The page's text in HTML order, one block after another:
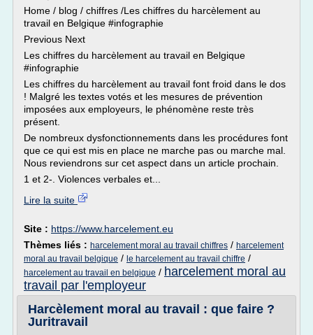
Home / blog / chiffres /Les chiffres du harcèlement au
travail en Belgique #infographie
Previous Next
Les chiffres du harcèlement au travail en Belgique
#infographie
Les chiffres du harcèlement au travail font froid dans le dos
! Malgré les textes votés et les mesures de prévention
imposées aux employeurs, le phénomène reste très
présent.
De nombreux dysfonctionnements dans les procédures font
que ce qui est mis en place ne marche pas ou marche mal.
Nous reviendrons sur cet aspect dans un article prochain.
1 et 2-. Violences verbales et...
Lire la suite
Site : https://www.harcelement.eu
Thèmes liés : harcelement moral au travail chiffres / harcelement
moral au travail belgique / le harcelement au travail chiffre /
harcelement au travail en belgique / harcelement moral au
travail par l'employeur
Harcèlement moral au travail : que faire ?
Juritravail